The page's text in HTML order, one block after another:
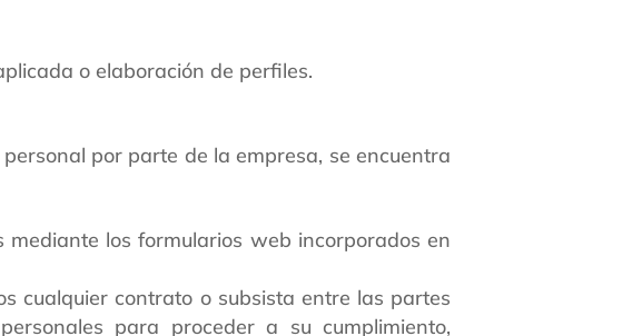
o elaboración de perfiles.
por parte de la empresa, se encuentra
los formularios web incorporados en
cualquier contrato o subsista entre las partes
para proceder a su cumplimiento,